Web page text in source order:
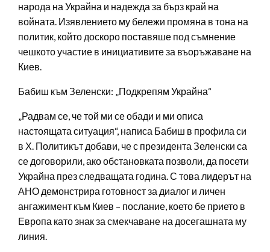
народа на Украйна и надежда за бърз край на
войната. Изявлението му бележи промяна в тона на
политик, който доскоро поставяше под съмнение
чешкото участие в инициативите за въоръжаване на
Киев.
Бабиш към Зеленски: „Подкрепям Украйна“
„Радвам се, че той ми се обади и ми описа
настоящата ситуация“, написа Бабиш в профила си
в Х. Политикът добави, че с президента Зеленски са
се договорили, ако обстановката позволи, да посети
Украйна през следващата година. С това лидерът на
АНО демонстрира готовност за диалог и личен
ангажимент към Киев – послание, което бе прието в
Европа като знак за смекчаване на досегашната му
линия.